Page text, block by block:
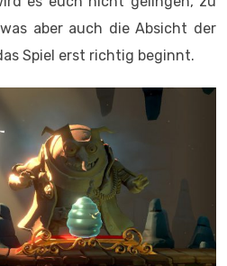
aber auch die Absicht der
Spiel erst richtig beginnt.